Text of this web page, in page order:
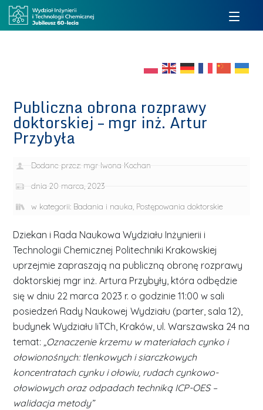
Publiczna obrona rozprawy
doktorskiej – mgr inż. Artur
Przybyła
Dodane przez: mgr Iwona Kochan
dnia 20 marca, 2023
w kategorii: Badania i nauka, Postępowania doktorskie
Dziekan i Rada Naukowa Wydziału Inżynierii i
Technologii Chemicznej Politechniki Krakowskiej
uprzejmie zapraszają na publiczną obronę rozprawy
doktorskiej mgr inż. Artura Przybyły, która odbędzie
się w dniu 22 marca 2023 r. o godzinie 11:00 w sali
posiedzeń Rady Naukowej Wydziału (parter, sala 12),
budynek Wydziału IiTCh, Kraków, ul. Warszawska 24 na
temat:„Oznaczenie krzemu w materiałach cynko i
ołowionośnych: tlenkowych i siarczkowych
koncentratach cynku i ołowiu, rudach cynkowo-
ołowiowych oraz odpadach techniką ICP-OES –
walidacja metody”